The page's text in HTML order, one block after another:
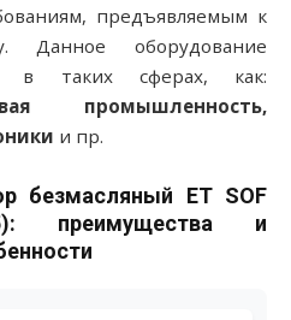
предъявляемым к
Данное оборудование
в таких сферах, как:
промышленность,
и пр.
безмасляный ET SOF
преимущества и